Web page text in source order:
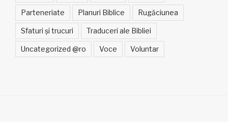
Parteneriate Planuri Biblice Rugăciunea
Sfaturi și trucuri Traduceri ale Bibliei
Uncategorized @ro Voce Voluntar